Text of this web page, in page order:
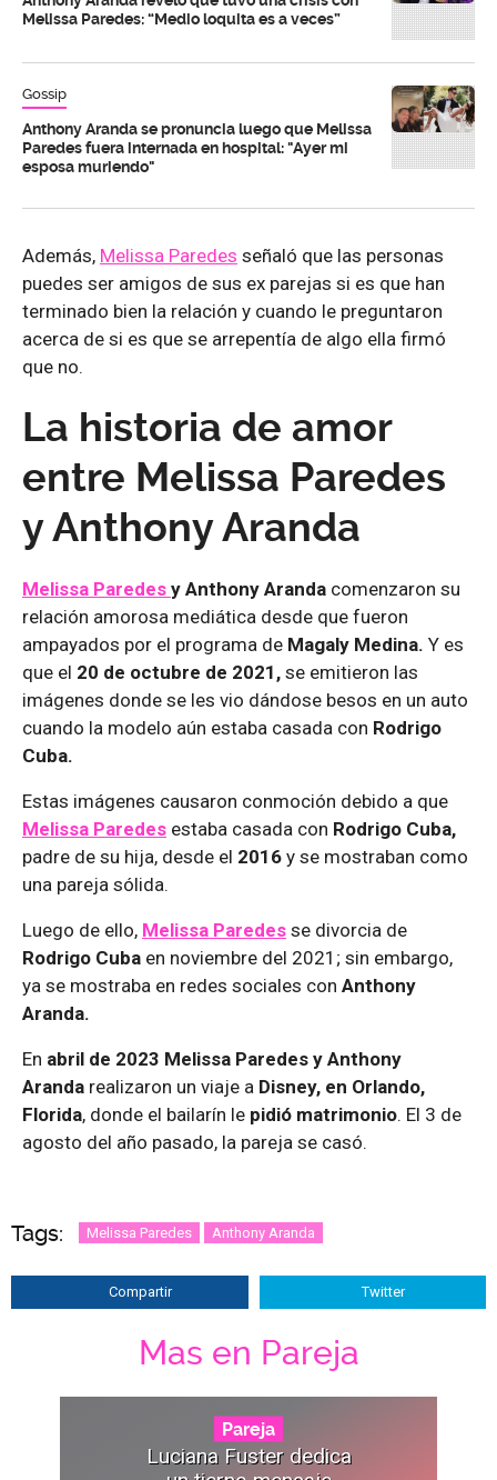
Melissa Paredes: “Medio loquita es a veces”
Gossip
Anthony Aranda se pronuncia luego que Melissa
Paredes fuera internada en hospital: "Ayer mi
esposa muriendo"
Además, Melissa Paredes señaló que las personas
puedes ser amigos de sus ex parejas si es que han
terminado bien la relación y cuando le preguntaron
acerca de si es que se arrepentía de algo ella firmó
que no.
La historia de amor
entre Melissa Paredes
y Anthony Aranda
Melissa Paredes y Anthony Aranda comenzaron su
relación amorosa mediática desde que fueron
ampayados por el programa de Magaly Medina. Y es
que el 20 de octubre de 2021, se emitieron las
imágenes donde se les vio dándose besos en un auto
cuando la modelo aún estaba casada con Rodrigo
Cuba.
Estas imágenes causaron conmoción debido a que
Melissa Paredes estaba casada con Rodrigo Cuba,
padre de su hija, desde el 2016 y se mostraban como
una pareja sólida.
Luego de ello, Melissa Paredes se divorcia de
Rodrigo Cuba en noviembre del 2021; sin embargo,
ya se mostraba en redes sociales con Anthony
Aranda.
En abril de 2023 Melissa Paredes y Anthony
Aranda realizaron un viaje a Disney, en Orlando,
Florida, donde el bailarín le pidió matrimonio. El 3 de
agosto del año pasado, la pareja se casó.
Tags: Melissa Paredes Anthony Aranda
Compartir Twitter
Mas en Pareja
Pareja
Luciana Fuster dedica